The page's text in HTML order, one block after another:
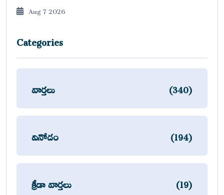
Aug 7 2026
Categories
వార్తలు (340)
వినోదం (194)
క్రీడా వార్తలు (19)